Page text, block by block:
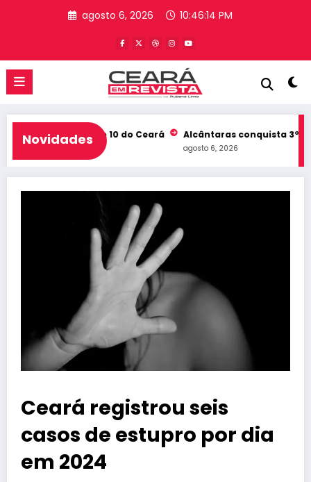
agosto 6, 2026 10:46:15 PM
Novidades
e entra no Top 10 do Ceará Alcântaras conquista 3º lugar
agosto 6, 2026
Ceará registrou seis
casos de estupro por dia
em 2024